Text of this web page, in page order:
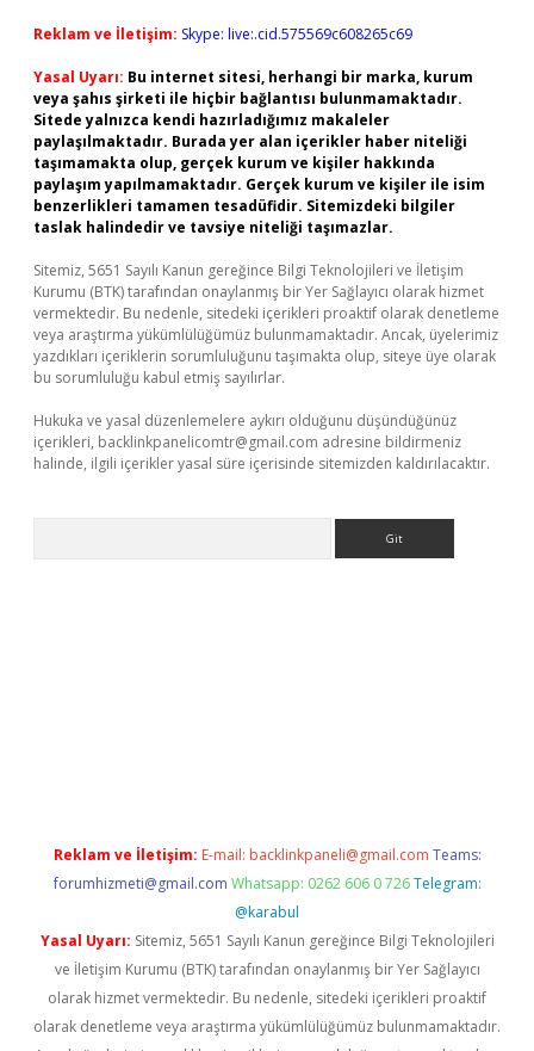
Reklam ve İletişim: Skype: live:.cid.575569c608265c69
Yasal Uyarı: Bu internet sitesi, herhangi bir marka, kurum
veya şahıs şirketi ile hiçbir bağlantısı bulunmamaktadır.
Sitede yalnızca kendi hazırladığımız makaleler
paylaşılmaktadır. Burada yer alan içerikler haber niteliği
taşımamakta olup, gerçek kurum ve kişiler hakkında
paylaşım yapılmamaktadır. Gerçek kurum ve kişiler ile isim
benzerlikleri tamamen tesadüfidir. Sitemizdeki bilgiler
taslak halindedir ve tavsiye niteliği taşımazlar.
Sitemiz, 5651 Sayılı Kanun gereğince Bilgi Teknolojileri ve İletişim
Kurumu (BTK) tarafından onaylanmış bir Yer Sağlayıcı olarak hizmet
vermektedir. Bu nedenle, sitedeki içerikleri proaktif olarak denetleme
veya araştırma yükümlülüğümüz bulunmamaktadır. Ancak, üyelerimiz
yazdıkları içeriklerin sorumluluğunu taşımakta olup, siteye üye olarak
bu sorumluluğu kabul etmiş sayılırlar.
Hukuka ve yasal düzenlemelere aykırı olduğunu düşündüğünüz
içerikleri, backlinkpanelicomtr@gmail.com adresine bildirmeniz
halinde, ilgili içerikler yasal süre içerisinde sitemizden kaldırılacaktır.
Reklam ve İletişim: E-mail: backlinkpaneli@gmail.com Teams:
forumhizmeti@gmail.com Whatsapp: 0262 606 0 726 Telegram:
@karabul
Yasal Uyarı: Sitemiz, 5651 Sayılı Kanun gereğince Bilgi Teknolojileri
ve İletişim Kurumu (BTK) tarafından onaylanmış bir Yer Sağlayıcı
olarak hizmet vermektedir. Bu nedenle, sitedeki içerikleri proaktif
olarak denetleme veya araştırma yükümlülüğümüz bulunmamaktadır.